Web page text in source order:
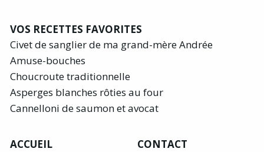
VOS RECETTES FAVORITES
Civet de sanglier de ma grand-mère Andrée
Amuse-bouches
Choucroute traditionnelle
Asperges blanches rôties au four
Cannelloni de saumon et avocat
ACCUEIL
CONTACT